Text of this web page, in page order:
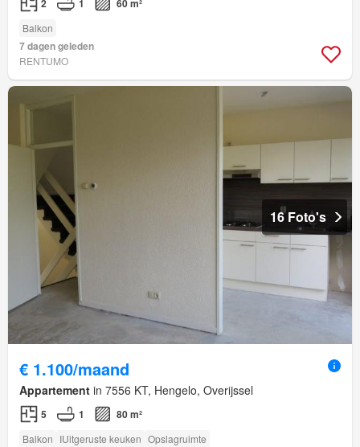
2 1 60 m²
Balkon
7 dagen geleden
RENTUMO
16 Foto's
€ 1.100/maand
Appartement in 7556 KT, Hengelo, Overijssel
5 1 80 m²
Balkon IUitgeruste keuken Opslagruimte